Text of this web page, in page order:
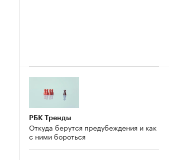
РБК Тренды
Откуда берутся предубеждения и как
с ними бороться